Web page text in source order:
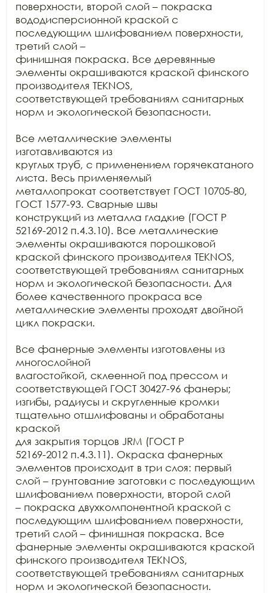
поверхности, второй слой – покраска
вододисперсионной краской с
последующим шлифованием поверхности,
третий слой –
финишная покраска. Все деревянные
элементы окрашиваются краской финского
производителя TEKNOS,
соответствующей требованиям санитарных
норм и экологической безопасности.
Все металлические элементы
изготавливаются из
круглых труб, с применением горячекатаного
листа. Весь применяемый
металлопрокат соответствует ГОСТ 10705-80,
ГОСТ 1577-93. Сварные швы
конструкций из металла гладкие (ГОСТ Р
52169-2012 п.4.3.10). Все металлические
элементы окрашиваются порошковой
краской финского производителя TEKNOS,
соответствующей требованиям санитарных
норм и экологической безопасности. Для
более качественного прокраса все
металлические элементы проходят двойной
цикл покраски.
Все фанерные элементы изготовлены из
многослойной
влагостойкой, склеенной под прессом и
соответствующей ГОСТ 30427-96 фанеры;
изгибы, радиусы и скругленные кромки
тщательно отшлифованы и обработаны
краской
для закрытия торцов JRM (ГОСТ Р
52169-2012 п.4.3.11). Окраска фанерных
элементов происходит в три слоя: первый
слой – грунтование заготовки с последующим
шлифованием поверхности, второй слой
– покраска двухкомпонентной краской с
последующим шлифованием поверхности,
третий слой – финишная покраска. Все
фанерные элементы окрашиваются краской
финского производителя TEKNOS,
соответствующей требованиям санитарных
норм и экологической безопасности.